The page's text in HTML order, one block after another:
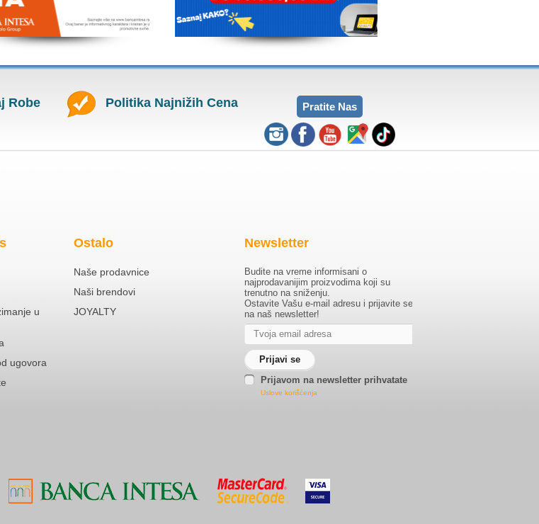
Robe Politika Najnižih Cena Pratite Nas
u
ugovora
Ostalo
Naše prodavnice
Naši brendovi
JOYALTY
Newsletter
Budite na vreme informisani o
najprodavanijim proizvodima koji su
trenutno na sniženju.
Ostavite Vašu e-mail adresu i prijavite se
na naš newsletter!
Prijavom na newsletter prihvatate
Uslove korišćenja